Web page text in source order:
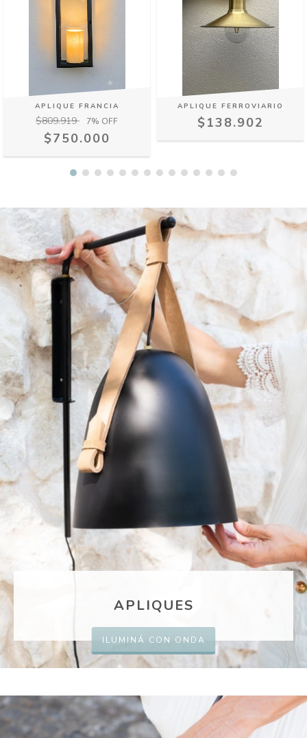
APLIQUE FRANCIA
$809.919 7% OFF
$750.000
APLIQUE FERROVIARIO
$138.902
APLIQUES
ILUMINÁ CON ONDA